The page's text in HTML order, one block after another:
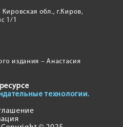
обл., г.Киров,
1/1
издания – Анастасия
технологии.